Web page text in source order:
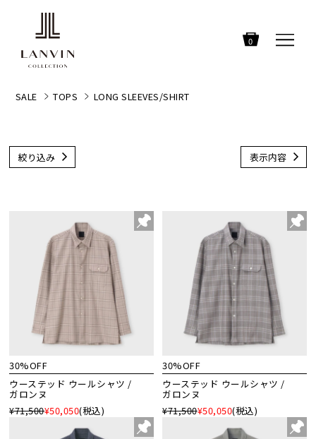
0
SALE TOPS LONG SLEEVES/SHIRT
絞り込み 表示内容
30%OFF
ウーステッド ウールシャツ /
ガロンヌ
¥71,500¥50,050(税込)
30%OFF
ウーステッド ウールシャツ /
ガロンヌ
¥71,500¥50,050(税込)